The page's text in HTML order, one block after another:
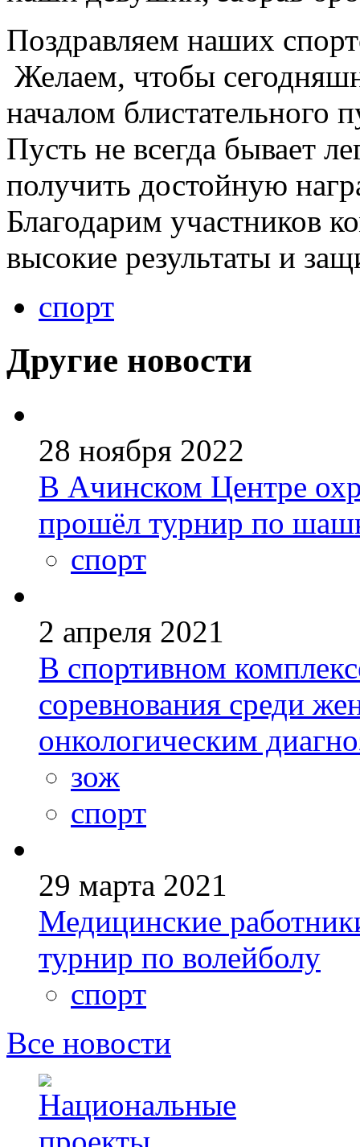
Поздравляем наших
Желаем, чтобы
началом
Пусть не всегда бывает
получить достойную
Благодарим участников
высокие результаты и
спорт
Другие новости
28 ноября 2022
В Ачинском Центре
прошёл турнир по
спорт
2 апреля 2021
В спортивном
соревнования среди
онкологическим
зож
спорт
29 марта 2021
Медицинские
турнир по волейболу
спорт
Все новости